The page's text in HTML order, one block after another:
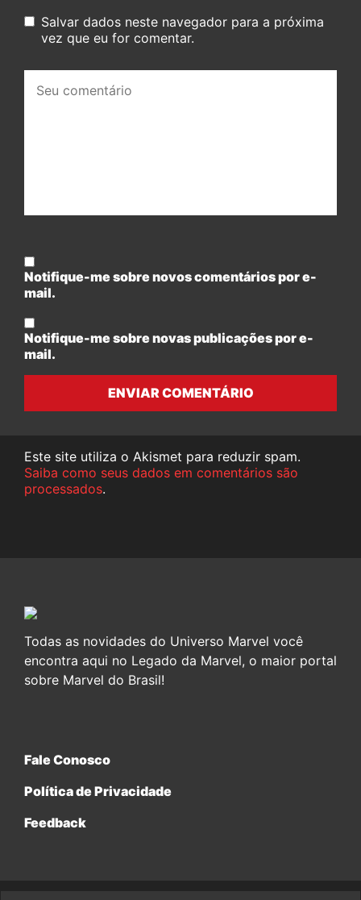
Salvar dados neste navegador para a próxima
vez que eu for comentar.
comentário:
Notifique-me sobre novos comentários por e-
mail.
Notifique-me sobre novas publicações por e-
mail.
ENVIAR COMENTÁRIO
Este site utiliza o Akismet para reduzir spam.
Saiba como seus dados em comentários são
processados.
Todas as novidades do Universo Marvel você
encontra aqui no Legado da Marvel, o maior portal
sobre Marvel do Brasil!
Fale Conosco
Política de Privacidade
Feedback